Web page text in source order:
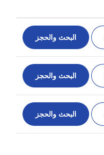
البحث والحجز
البحث والحجز
البحث والحجز